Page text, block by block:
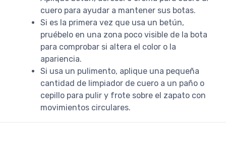
cuero para ayudar a mantener sus botas.
Si es la primera vez que usa un betún,
pruébelo en una zona poco visible de la bota
para comprobar si altera el color o la
apariencia.
Si usa un pulimento, aplique una pequeña
cantidad de limpiador de cuero a un paño o
cepillo para pulir y frote sobre el zapato con
movimientos circulares.